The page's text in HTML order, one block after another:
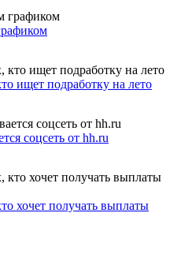
ищет подработку на лето
соцсеть от hh.ru
хочет получать выплаты